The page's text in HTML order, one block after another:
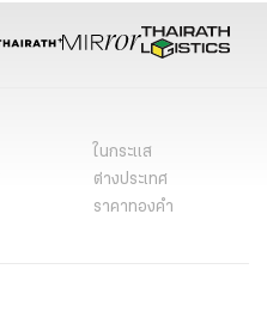
ในกระแส
ต่างประเทศ
ราคาทองคำ